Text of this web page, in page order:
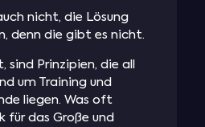
nicht, die Lösung
denn die gibt es nicht.
sind Prinzipien, die all
um Training und
liegen. Was oft
für das Große und